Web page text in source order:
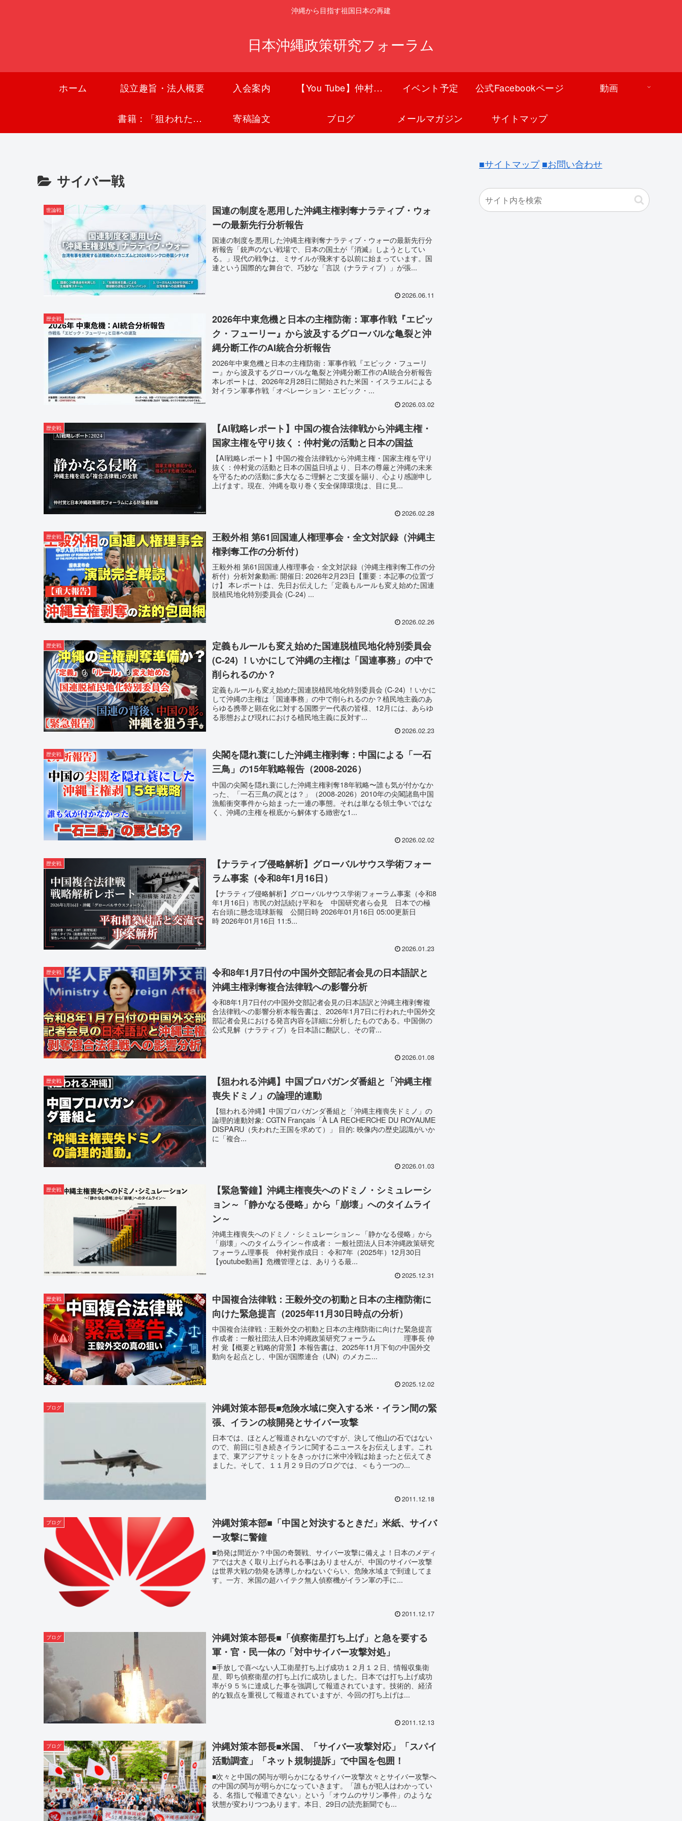
沖縄から目指す祖国日本の再建
日本沖縄政策研究フォーラム
ホーム 設立趣旨・法人概要 入会案内 【You Tube】仲村覚チャンネル イベント予定 公式Facebookページ 動画
書籍：「狙われた沖縄〜真実の沖縄史が日本を救う〜」 寄稿論文 ブログ メールマガジン サイトマップ
サイバー戦
世論戦
国連の制度を悪用した沖縄主権剥奪ナラティブ・ウォ
ーの最新先行分析報告
国連の制度を悪用した沖縄主権剥奪ナラティブ・ウォーの最新先行分
析報告「銃声のない戦場で、日本の国土が『消滅』しようとしてい
る。」現代の戦争は、ミサイルが飛来する以前に始まっています。国
連という国際的な舞台で、巧妙な「言説（ナラティブ）」が張...
2026.06.11
歴史戦
2026年中東危機と日本の主権防衛：軍事作戦『エピッ
ク・フューリー』から波及するグローバルな亀裂と沖
縄分断工作のAI統合分析報告
2026年中東危機と日本の主権防衛：軍事作戦『エピック・フューリ
ー』から波及するグローバルな亀裂と沖縄分断工作のAI統合分析報告
本レポートは、2026年2月28日に開始された米国・イスラエルによる
対イラン軍事作戦「オペレーション・エピック・...
2026.03.02
歴史戦
【AI戦略レポート】中国の複合法律戦から沖縄主権・
国家主権を守り抜く：仲村覚の活動と日本の国益
【AI戦略レポート】中国の複合法律戦から沖縄主権・国家主権を守り
抜く：仲村覚の活動と日本の国益日頃より、日本の尊厳と沖縄の未来
を守るための活動に多大なるご理解とご支援を賜り、心より感謝申し
上げます。現在、沖縄を取り巻く安全保障環境は、目に見...
2026.02.28
歴史戦
王毅外相 第61回国連人権理事会・全文対訳録（沖縄主
権剥奪工作の分析付）
王毅外相 第61回国連人権理事会・全文対訳録（沖縄主権剥奪工作の分
析付）分析対象動画: 開催日: 2026年2月23日【重要：本記事の位置づ
け】 本レポートは、先日お伝えした「定義もルールも変え始めた国連
脱植民地化特別委員会 (C-24) ...
2026.02.26
歴史戦
定義もルールも変え始めた国連脱植民地化特別委員会
(C-24) ！いかにして沖縄の主権は「国連事務」の中で
削られるのか？
定義もルールも変え始めた国連脱植民地化特別委員会 (C-24) ！いかに
して沖縄の主権は「国連事務」の中で削られるのか？植民地主義のあ
らゆる携帯と顕在化に対する国際デー代表の皆様、12月には、あらゆ
る形態および現れにおける植民地主義に反対す...
2026.02.23
歴史戦
尖閣を隠れ蓑にした沖縄主権剥奪：中国による「一石
三鳥」の15年戦略報告（2008-2026）
中国の尖閣を隠れ蓑にした沖縄主権剥奪18年戦略〜誰も気が付かなか
った、「一石三鳥の罠とは？」（2008-2026）2010年の尖閣諸島中国
漁船衝突事件から始まった一連の事態。それは単なる領土争いではな
く、沖縄の主権を根底から解体する緻密な1...
2026.02.02
歴史戦
【ナラティブ侵略解析】グローバルサウス学術フォー
ラム事案（令和8年1月16日）
【ナラティブ侵略解析】グローバルサウス学術フォーラム事案（令和8
年1月16日）市民の対話続け平和を 中国研究者ら会見 日本での極
右台頭に懸念琉球新報 公開日時 2026年01月16日 05:00更新日
時 2026年01月16日 11:5...
2026.01.23
歴史戦
令和8年1月7日付の中国外交部記者会見の日本語訳と
沖縄主権剥奪複合法律戦への影響分析
令和8年1月7日付の中国外交部記者会見の日本語訳と沖縄主権剥奪複
合法律戦への影響分析本報告書は、2026年1月7日に行われた中国外交
部記者会見における発言内容を詳細に分析したものである。中国側の
公式見解（ナラティブ）を日本語に翻訳し、その背...
2026.01.08
歴史戦
【狙われる沖縄】中国プロパガンダ番組と「沖縄主権
喪失ドミノ」の論理的連動
【狙われる沖縄】中国プロパガンダ番組と「沖縄主権喪失ドミノ」の
論理的連動対象: CGTN Français「À LA RECHERCHE DU ROYAUME
DISPARU（失われた王国を求めて）」 目的: 映像内の歴史認識がいか
に「複合...
2026.01.03
歴史戦
【緊急警鐘】沖縄主権喪失へのドミノ・シミュレーシ
ョン～「静かなる侵略」から「崩壊」へのタイムライ
ン～
沖縄主権喪失へのドミノ・シミュレーション～「静かなる侵略」から
「崩壊」へのタイムライン～作成者： 一般社団法人日本沖縄政策研究
フォーラム理事長 仲村覚作成日： 令和7年（2025年）12月30日
【youtube動画】危機管理とは、ありうる最...
2025.12.31
歴史戦
中国複合法律戦：王毅外交の初動と日本の主権防衛に
向けた緊急提言（2025年11月30日時点の分析）
中国複合法律戦：王毅外交の初動と日本の主権防衛に向けた緊急提言
作成者：一般社団法人日本沖縄政策研究フォーラム 理事長 仲
村 覚【概要と戦略的背景】本報告書は、2025年11月下旬の中国外交
動向を起点とし、中国が国際連合（UN）のメカニ...
2025.12.02
ブログ
沖縄対策本部長■危険水域に突入する米・イラン間の緊
張、イランの核開発とサイバー攻撃
日本では、ほとんど報道されないのですが、決して他山の石ではない
ので、前回に引き続きイランに関するニュースをお伝えします。これ
まで、東アジアサミットをきっかけに米中冷戦は始まったと伝えてき
ました。そして、１１月２９日のブログでは、＜もう一つの...
2011.12.18
ブログ
沖縄対策本部■「中国と対決するときだ」米紙、サイバ
ー攻撃に警鐘
■勃発は間近か？中国の奇襲戦、サイバー攻撃に備えよ！日本のメディ
アでは大きく取り上げられる事はありませんが、中国のサイバー攻撃
は世界大戦の勃発を誘導しかねないぐらい、危険水域まで到達してま
す。一方、米国の超ハイテク無人偵察機がイラン軍の手に...
2011.12.17
ブログ
沖縄対策本部長■「偵察衛星打ち上げ」と急を要する
軍・官・民一体の「対中サイバー攻撃対処」
■手放しで喜べない人工衛星打ち上げ成功１２月１２日、情報収集衛
星、即ち偵察衛星の打ち上げに成功しました。日本では打ち上げ成功
率が９５％に達成した事を強調して報道されています。技術的、経済
的な観点を重視して報道されていますが、今回の打ち上げは...
2011.12.13
ブログ
沖縄対策本部長■米国、「サイバー攻撃対応」「スパイ
活動調査」「ネット規制提訴」で中国を包囲！
■次々と中国の関与が明らかになるサイバー攻撃次々とサイバー攻撃へ
の中国の関与が明らかになっていきます。「誰もが犯人はわかってい
る、名指しで報道できない」という「オウムのサリン事件」のような
状態が変わりつつあります。本日、29日の読売新聞でも...
■サイトマップ ■お問い合わせ